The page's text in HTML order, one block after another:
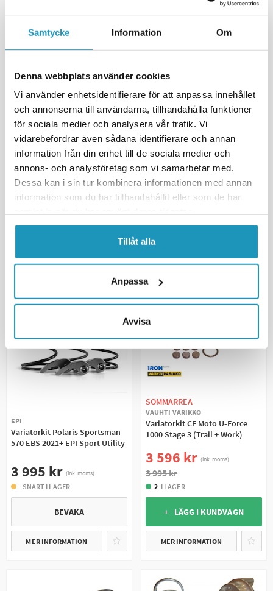
Samtycke Information Om
Denna webbplats använder cookies
Vi använder enhetsidentifierare för att anpassa innehållet
och annonserna till användarna, tillhandahålla funktioner
för sociala medier och analysera vår trafik. Vi
vidarebefordrar även sådana identifierare och annan
information från din enhet till de sociala medier och
annons- och analysföretag som vi samarbetar med.
Dessa kan i sin tur kombinera informationen med annan
information som du har tillhandahållit eller som de har
Tillåt alla
Anpassa
Avvisa
EPI
Variatorkit Suzuki Kingquad
750 EPI Sport Utility
3 780 kr (ink. moms)
BESTÄLLNINGSVARA
+ LÄGG I KUNDVAGN
EPI
Variatorkit Arctic Cat 700 2008-
EPI Sport Utility
3 715 kr
BESTÄLLNINGSVARA
+ LÄGG I KUNDVAGN
EPI
Variatorkit Polaris Sportsman
570 EBS 2021+ EPI Sport Utility
3 995 kr (ink. moms)
SNART I LAGER
BEVAKA
MER INFORMATION
SOMMARREA
VAUHTI VARIKKO
Variatorkit CF Moto U-Force
1000 Stage 3 (Trail + Work)
3 596 kr (ink. moms)
3 995 kr
2 I LAGER
+ LÄGG I KUNDVAGN
MER INFORMATION